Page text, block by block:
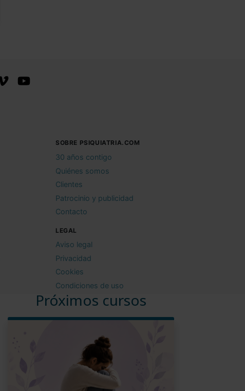
Próximos cursos
SOBRE PSIQUIATRIA.COM
30 años contigo
Quiénes somos
Clientes
Patrocinio y publicidad
Contacto
LEGAL
Aviso legal
Privacidad
Cookies
Condiciones de uso